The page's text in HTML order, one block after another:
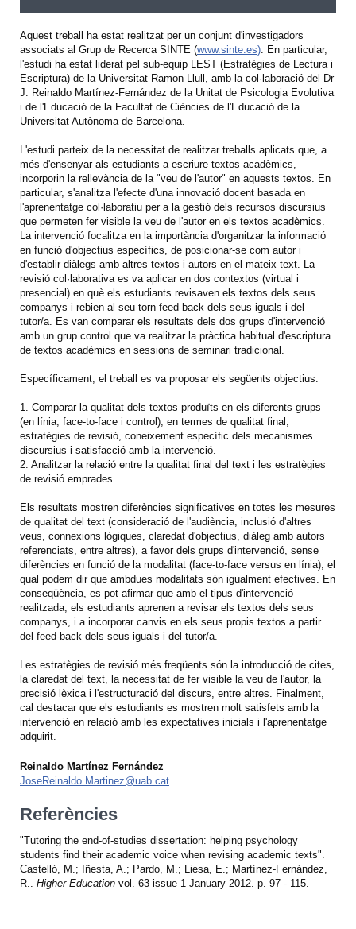
Aquest treball ha estat realitzat per un conjunt d'investigadors
associats al Grup de Recerca SINTE (www.sinte.es) . En particular,
l'estudi ha estat liderat pel sub-equip LEST (Estratègies de Lectura i
Escriptura) de la Universitat Ramon Llull, amb la col·laboració del Dr
J. Reinaldo Martínez-Fernández de la Unitat de Psicologia Evolutiva
i de l'Educació de la Facultat de Ciències de l'Educació de la
Universitat Autònoma de Barcelona.
L'estudi parteix de la necessitat de realitzar treballs aplicats que, a
més d'ensenyar als estudiants a escriure textos acadèmics,
incorporin la rellevància de la "veu de l'autor" en aquests textos. En
particular, s'analitza l'efecte d'una innovació docent basada en
l'aprenentatge col·laboratiu per a la gestió dels recursos discursius
que permeten fer visible la veu de l'autor en els textos acadèmics.
La intervenció focalitza en la importància d'organitzar la informació
en funció d'objectius específics, de posicionar-se com autor i
d'establir diàlegs amb altres textos i autors en el mateix text. La
revisió col·laborativa es va aplicar en dos contextos (virtual i
presencial) en què els estudiants revisaven els textos dels seus
companys i rebien al seu torn feed-back dels seus iguals i del
tutor/a. Es van comparar els resultats dels dos grups d'intervenció
amb un grup control que va realitzar la pràctica habitual d'escriptura
de textos acadèmics en sessions de seminari tradicional.
Específicament, el treball es va proposar els següents objectius:
1. Comparar la qualitat dels textos produïts en els diferents grups
(en línia, face-to-face i control), en termes de qualitat final,
estratègies de revisió, coneixement específic dels mecanismes
discursius i satisfacció amb la intervenció.
2. Analitzar la relació entre la qualitat final del text i les estratègies
de revisió emprades.
Els resultats mostren diferències significatives en totes les mesures
de qualitat del text (consideració de l'audiència, inclusió d'altres
veus, connexions lògiques, claredat d'objectius, diàleg amb autors
referenciats, entre altres), a favor dels grups d'intervenció, sense
diferències en funció de la modalitat (face-to-face versus en línia); el
qual podem dir que ambdues modalitats són igualment efectives. En
conseqüència, es pot afirmar que amb el tipus d'intervenció
realitzada, els estudiants aprenen a revisar els textos dels seus
companys, i a incorporar canvis en els seus propis textos a partir
del feed-back dels seus iguals i del tutor/a.
Les estratègies de revisió més freqüents són la introducció de cites,
la claredat del text, la necessitat de fer visible la veu de l'autor, la
precisió lèxica i l'estructuració del discurs, entre altres. Finalment,
cal destacar que els estudiants es mostren molt satisfets amb la
intervenció en relació amb les expectatives inicials i l'aprenentatge
adquirit.
Reinaldo Martínez Fernández
JoseReinaldo.Martinez@uab.cat
Referències
"Tutoring the end-of-studies dissertation: helping psychology
students find their academic voice when revising academic texts".
Castelló, M.; Iñesta, A.; Pardo, M.; Liesa, E.; Martínez-Fernández,
R.. Higher Education vol. 63 issue 1 January 2012. p. 97 - 115.